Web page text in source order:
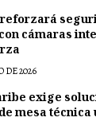
cámaras
DE 2026
exige
mesa